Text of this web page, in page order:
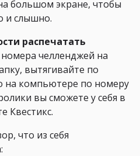
большом экране, чтобы
и слышно.
распечатать
челленджей на
вытягивайте по
на компьютере по номеру
вы сможете у себя в
Квестикс.
что из себя